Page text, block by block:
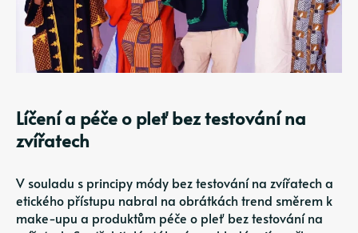
Líčení a péče o pleť bez testování na
zvířatech
V souladu s principy módy bez testování na zvířatech a
etického přístupu nabral na obrátkách trend směrem k
make-upu a produktům péče o pleť bez testování na